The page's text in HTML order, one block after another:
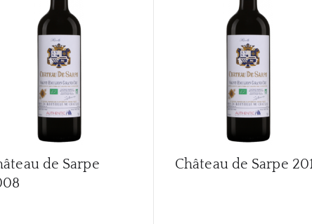
de Sarpe
Château de Sarpe